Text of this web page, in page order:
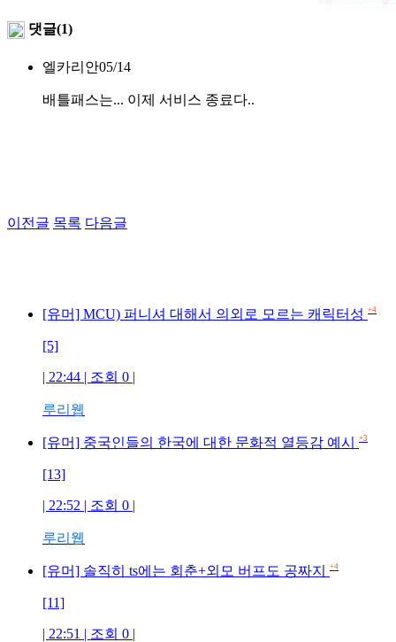
댓글(1)
엘카리안05/14
배틀패스는... 이제 서비스 종료다..
이전글 목록 다음글
[유머] MCU) 퍼니셔 대해서 의외로 모르는 캐릭터성 +4
[5]
| 22:44 | 조회 0 |
루리웹
[유머] 중국인들의 한국에 대한 문화적 열등감 예시 +3
[13]
| 22:52 | 조회 0 |
루리웹
[유머] 솔직히 ts에는 회춘+외모 버프도 공짜지 +4
[11]
| 22:51 | 조회 0 |